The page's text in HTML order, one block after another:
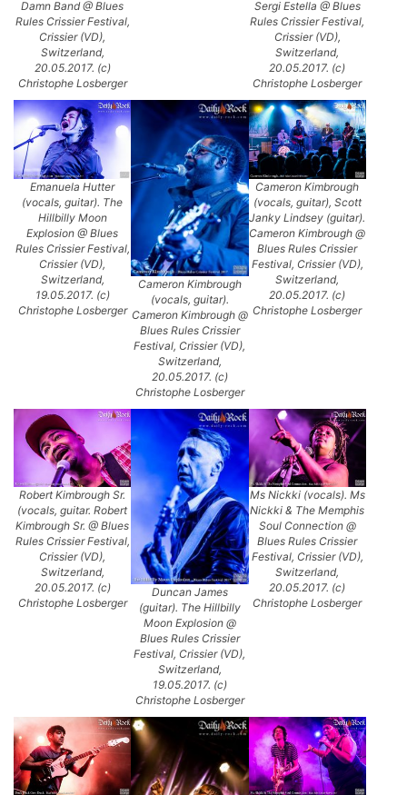
Damn Band @ Blues
Rules Crissier Festival,
Crissier (VD),
Switzerland,
20.05.2017. (c)
Christophe Losberger
Sergi Estella @ Blues
Rules Crissier Festival,
Crissier (VD),
Switzerland,
20.05.2017. (c)
Christophe Losberger
Emanuela Hutter
(vocals, guitar). The
Hillbilly Moon
Explosion @ Blues
Rules Crissier Festival,
Crissier (VD),
Switzerland,
19.05.2017. (c)
Christophe Losberger
Cameron Kimbrough
(vocals, guitar).
Cameron Kimbrough @
Blues Rules Crissier
Festival, Crissier (VD),
Switzerland,
20.05.2017. (c)
Christophe Losberger
Cameron Kimbrough
(vocals, guitar), Scott
Janky Lindsey (guitar).
Cameron Kimbrough @
Blues Rules Crissier
Festival, Crissier (VD),
Switzerland,
20.05.2017. (c)
Christophe Losberger
Robert Kimbrough Sr.
(vocals, guitar. Robert
Kimbrough Sr. @ Blues
Rules Crissier Festival,
Crissier (VD),
Switzerland,
20.05.2017. (c)
Christophe Losberger
Duncan James
(guitar). The Hillbilly
Moon Explosion @
Blues Rules Crissier
Festival, Crissier (VD),
Switzerland,
19.05.2017. (c)
Christophe Losberger
Ms Nickki (vocals). Ms
Nickki & The Memphis
Soul Connection @
Blues Rules Crissier
Festival, Crissier (VD),
Switzerland,
20.05.2017. (c)
Christophe Losberger